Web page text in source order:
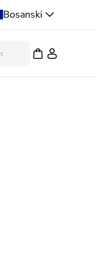
Bosanski